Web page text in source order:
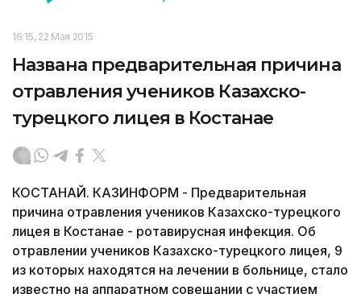
16:15, 22 Мая 2015
Названа предварительная причина
отравления учеников Казахско-
турецкого лицея в Костанае
КОСТАНАЙ. КАЗИНФОРМ - Предварительная
причина отравления учеников Казахско-турецкого
лицея в Костанае - ротавирусная инфекция. Об
отравлении учеников Казахско-турецкого лицея, 9
из которых находятся на лечении в больнице, стало
известно на аппаратном совещании с участием